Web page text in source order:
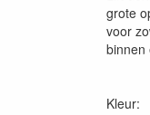
grote
voor
binnen